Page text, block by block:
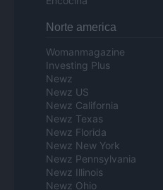
Norte america
Womanmagazine
Investing Plus
Newz
Newz US
Newz California
Newz Texas
Newz Florida
Newz New York
Newz Pennsylvania
Newz Illinois
Newz Ohio